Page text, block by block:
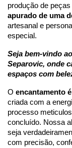
produção de
apurado de uma
artesanal e
especial.
Seja bem-vindo
Separovic, onde
espaços com
O encantamento
criada com a
processo
concluído. Nossa
seja
com precisão,